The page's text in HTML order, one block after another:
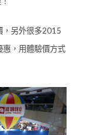
，另外很多2015
惠，用體驗價方式